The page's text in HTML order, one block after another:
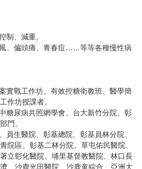
制、減重。
、偏頭痛、青春痘……等等各種慢性病
實戰工作坊、有效控糖衛教班、醫學簡
作坊授課者。
糖尿病共照網學會、台大新竹分院、彰
門。
員生醫院、彰基總院、彰基員林分院、
院區、彰基二林分院、草屯佑民醫院、
立彰化醫院、埔里基督教醫院、林口長
、沙鹿光田醫院、沙鹿童綜合、亞洲大